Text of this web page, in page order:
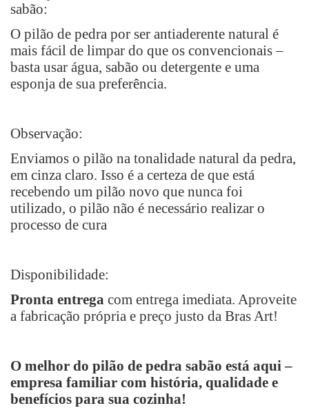
sabão:
O pilão de pedra por ser antiaderente natural é
mais fácil de limpar do que os convencionais –
basta usar água, sabão ou detergente e uma
esponja de sua preferência.
Observação:
Enviamos o pilão na tonalidade natural da pedra,
em cinza claro. Isso é a certeza de que está
recebendo um pilão novo que nunca foi
utilizado, o pilão não é necessário realizar o
processo de cura
Disponibilidade:
Pronta entrega com entrega imediata. Aproveite
a fabricação própria e preço justo da Bras Art!
O melhor do pilão de pedra sabão está aqui –
empresa familiar com história, qualidade e
benefícios para sua cozinha!